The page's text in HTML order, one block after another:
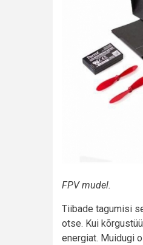
FPV mudel.
Tiibade tagumisi
otse. Kui
energiat. Muidugi